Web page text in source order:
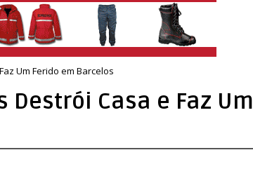
Um Ferido em Barcelos
Destrói Casa e Faz Um